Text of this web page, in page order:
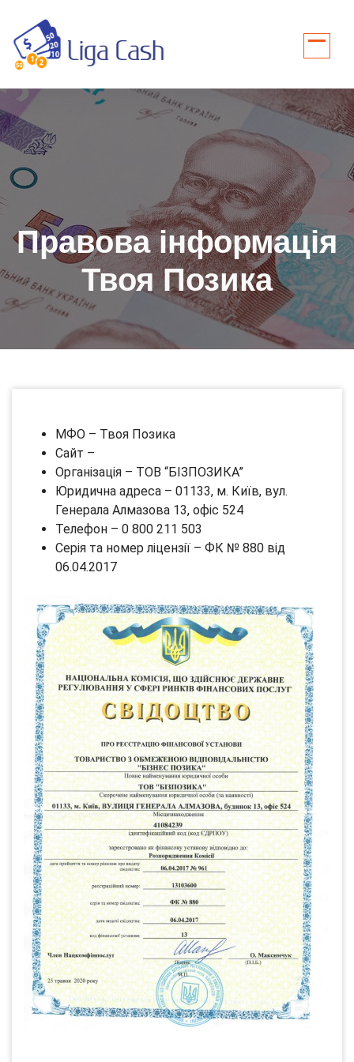
контенту
Правова інформація
Твоя Позика
МФО – Твоя Позика
Сайт –
Організація – ТОВ “БІЗПОЗИКА”
Юридична адреса – 01133, м. Київ, вул.
Генерала Алмазова 13, офіс 524
Телефон – 0 800 211 503
Серія та номер ліцензії – ФК № 880 від
06.04.2017